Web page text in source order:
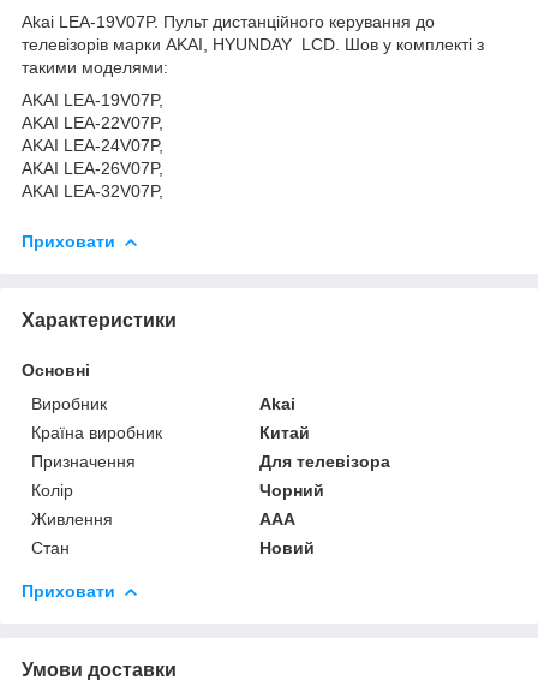
Akai LEA-19V07P. Пульт дистанційного керування до
телевізорів марки AKAI, HYUNDAY LCD. Шов у комплекті з
такими моделями:
AKAI LEA-19V07P,
AKAI LEA-22V07P,
AKAI LEA-24V07P,
AKAI LEA-26V07P,
AKAI LEA-32V07P,
Приховати
Характеристики
Основні
Виробник
Akai
Країна виробник
Китай
Призначення
Для телевізора
Колір
Чорний
Живлення
AAA
Стан
Новий
Приховати
Умови доставки